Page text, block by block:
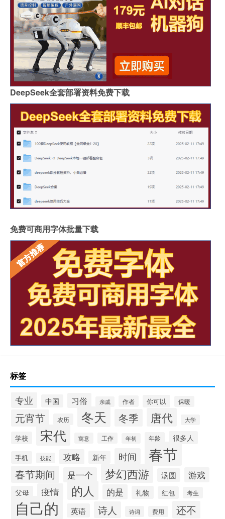
DeepSeek全套部署资料免费下载
免费可商用字体批量下载
标签
专业 中国 习俗 亲戚 作者 你可以 保暖
元宵节 农历 冬天 冬季 唐代 大学
学校 宋代 寓意 工作 年初 年龄 很多人
手机 技能 攻略 新年 时间 春节
春节期间 是一个 梦幻西游 汤圆 游戏
父母 疫情 的人 的是 礼物 红包 考生
自己的 英语 诗人 诗词 费用 还不